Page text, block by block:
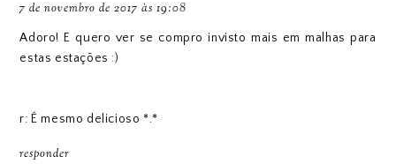
7 de novembro de 2017 às 19:08
Adoro! E quero ver se compro invisto mais em malhas para
estas estações :)
r: É mesmo delicioso *.*
responder